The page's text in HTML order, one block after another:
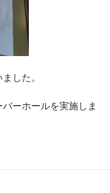
した。
ーホールを実施しま